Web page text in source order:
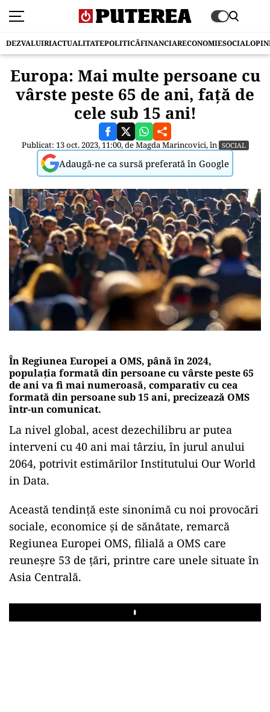
DEZVALUIRIACTUALITATEPOLITICĂFINANCIARECONOMIESOCIAL
Europa: Mai multe persoane cu
vârste peste 65 de ani, față de
cele sub 15 ani!
Publicat: 13 oct. 2023, 11:00, deMagda Marincovici, în SOCIAL
Adaugă-ne ca sursă preferată în Google
În Regiunea Europei a OMS, până în 2024,
populația formată din persoane cu vârste peste 65
de ani va fi mai numeroasă, comparativ cu cea
formată din persoane sub 15 ani, precizează OMS
într-un comunicat.
La nivel global, acest dezechilibru ar putea
interveni cu 40 ani mai târziu, în jurul anului
2064, potrivit estimărilor Institutului Our World
in Data.
Această tendință este sinonimă cu noi provocări
sociale, economice și de sănătate, remarcă
Regiunea Europei OMS, filială a OMS care
reuneșre 53 de țări, printre care unele situate în
Asia Centrală.
Play